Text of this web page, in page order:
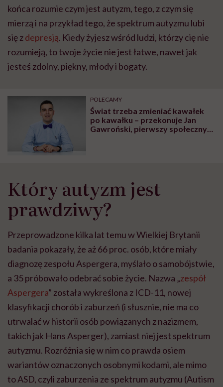
końca rozumie czym jest autyzm, tego, z czym się
mierzą i na przykład tego, że spektrum autyzmu lubi
się zdepresją. Kiedy żyjesz wśród ludzi, którzy cię nie
rozumieją, to twoje życie nie jest łatwe, nawet jak
jesteś zdolny, piękny, młody i bogaty.
POLECAMY
Świat trzeba zmieniać kawałek
po kawałku – przekonuje Jan
Gawroński, pierwszy społeczny
Który autyzm jest
prawdziwy?
Przeprowadzone kilka lat temu w Wielkiej Brytanii
badania pokazały, że aż 66 proc. osób, które miały
diagnozę zespołu Aspergera, myślało o samobójstwie,
a 35 próbowało odebrać sobie życie. Nazwa „zespół
Aspergera” została wykreślona z ICD-11, nowej
klasyfikacji chorób i zaburzeń (i słusznie, nie ma co
utrwalać w historii osób powiązanych z nazizmem,
takich jak Hans Asperger), zamiast niej jest spektrum
autyzmu. Rozróżnia się w nim co prawda osiem
wariantów oznaczonych osobnymi kodami, ale mimo
to ASD, czyli zaburzenia ze spektrum autyzmu (Autism